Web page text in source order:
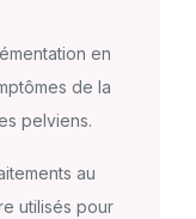
en
de la
pelviens.
au
utilisés pour